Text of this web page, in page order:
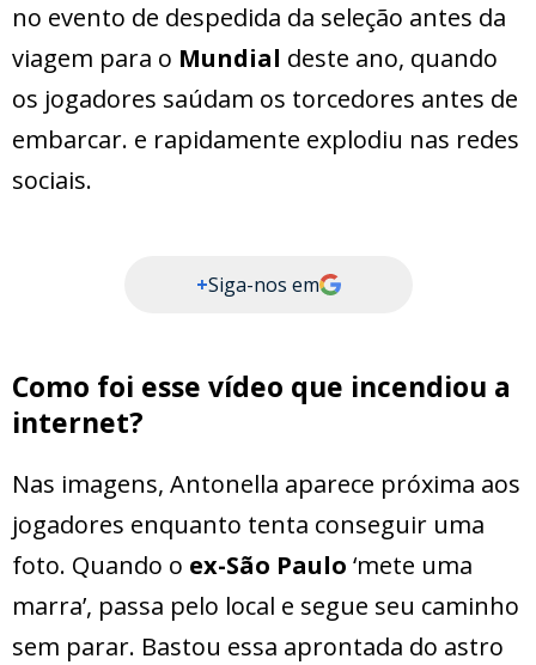
no evento de despedida da seleção antes da
viagem para o Mundial deste ano, quando
os jogadores saúdam os torcedores antes de
embarcar. e rapidamente explodiu nas redes
sociais.
+Siga-nos em
Como foi esse vídeo que incendiou a
internet?
Nas imagens, Antonella aparece próxima aos
jogadores enquanto tenta conseguir uma
foto. Quando o ex-São Paulo ‘mete uma
marra’, passa pelo local e segue seu caminho
sem parar. Bastou essa aprontada do astro